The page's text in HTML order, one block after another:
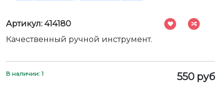
Артикул: 414180
Качественный ручной инструмент.
В наличии: 1 550 руб